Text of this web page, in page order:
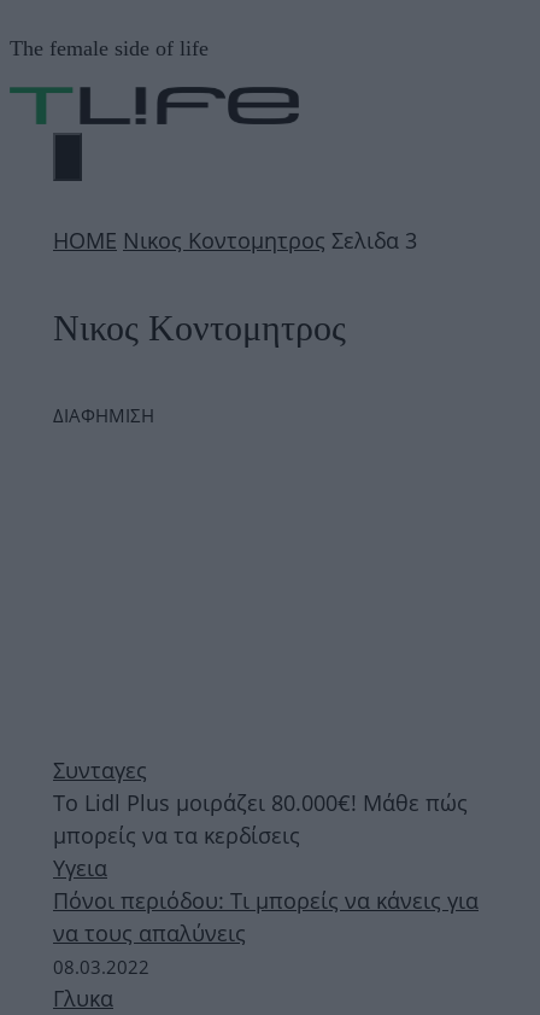
σε
περιεχόμενο
The female side of life
ΜΕΝΟΎ
ΗΟΜΕ Νικος Κοντομητρος Σελιδα 3
Νικος Κοντομητρος
ΔΙΑΦΗΜΙΣΗ
Συνταγες
Το Lidl Plus μοιράζει 80.000€! Μάθε πώς
μπορείς να τα κερδίσεις
Υγεια
Πόνοι περιόδου: Τι μπορείς να κάνεις για
να τους απαλύνεις
08.03.2022
Γλυκα